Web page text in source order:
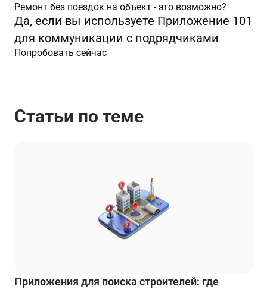
Ремонт без поездок на объект - это возможно?
Да, если вы используете Приложение 101
для коммуникации с подрядчиками
Попробовать сейчас
Статьи по теме
Приложения для поиска строителей: где